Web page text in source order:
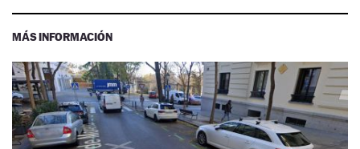
MÁS INFORMACIÓN